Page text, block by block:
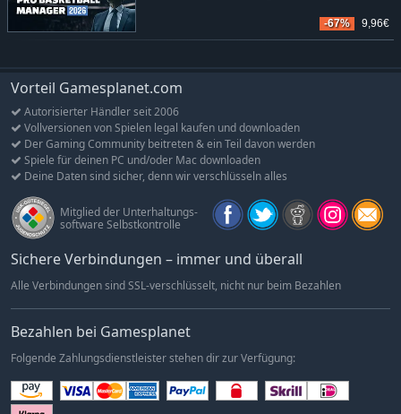
-67% 9,96€
Vorteil Gamesplanet.com
Autorisierter Händler seit 2006
Vollversionen von Spielen legal kaufen und downloaden
Der Gaming Community beitreten & ein Teil davon werden
Spiele für deinen PC und/oder Mac downloaden
Deine Daten sind sicher, denn wir verschlüsseln alles
Mitglied der Unterhaltungs-
software Selbstkontrolle
Sichere Verbindungen – immer und überall
Alle Verbindungen sind SSL-verschlüsselt, nicht nur beim Bezahlen
Bezahlen bei Gamesplanet
Folgende Zahlungsdienstleister stehen dir zur Verfügung: